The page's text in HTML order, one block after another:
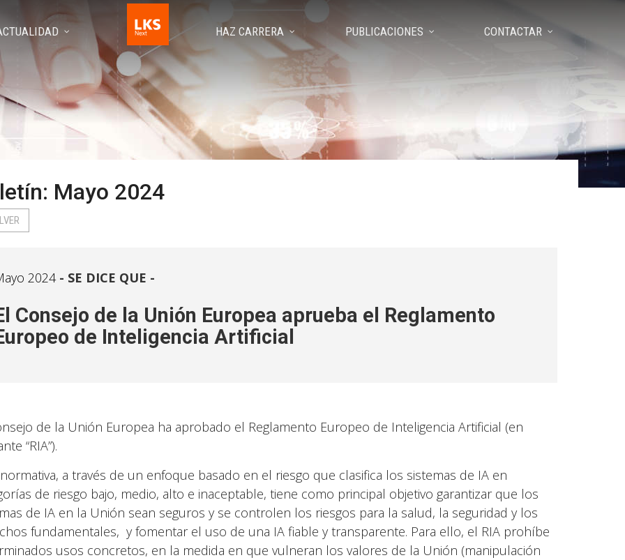
HAZ CARRERA PUBLICACIONES CONTACTAR
Mayo 2024
2024 SE DICE QUE -
Consejo de la Unión Europea aprueba el Reglamento
de Inteligencia Artificial
de la Unión Europea ha aprobado el Reglamento Europeo de Inteligencia Artificial (en
“RIA”).
a través de un enfoque basado en el riesgo que clasifica los sistemas de IA en
de riesgo bajo, medio, alto e inaceptable, tiene como principal objetivo garantizar que los
de IA en la Unión sean seguros y se controlen los riesgos para la salud, la seguridad y los
fundamentales, y fomentar el uso de una IA fiable y transparente. Para ello, el RIA prohíbe
usos concretos, en la medida en que vulneran los valores de la Unión (manipulación